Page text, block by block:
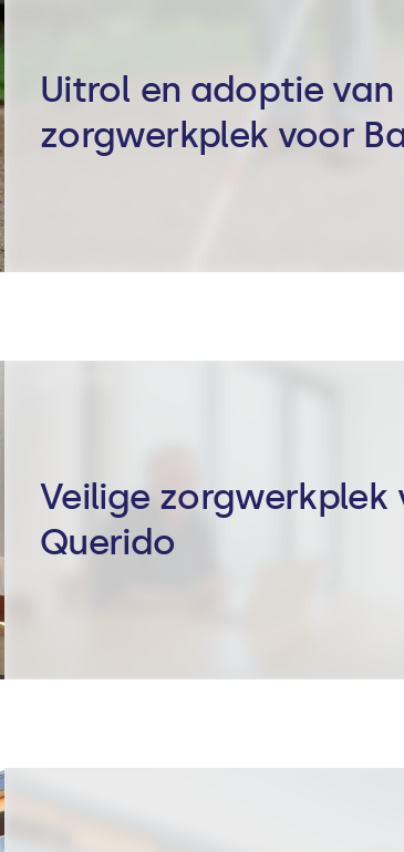
Uitrol en adoptie
zorgwerkplek voor
Veilige zorgwerkplek
Querido